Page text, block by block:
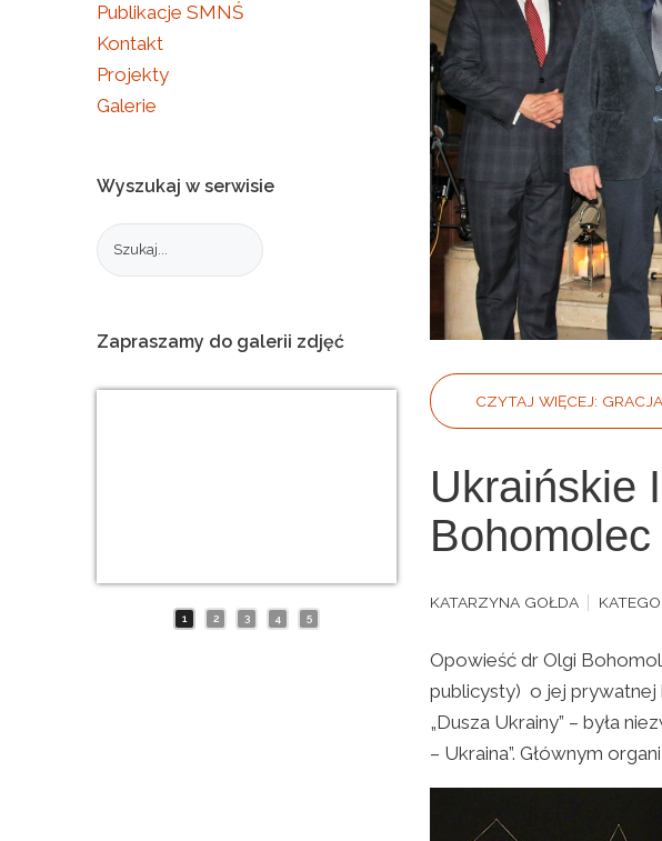
CZYTAJ WIĘCEJ:
Ukraińskie
Bohomolec
KATARZYNA GOŁDA
Opowieść dr Olgi
publicysty) o jej prywatnej
„Dusza Ukrainy” – była
– Ukraina”. Głównym
Publikacje SMNŚ
Kontakt
Projekty
Galerie
Wyszukaj w serwisie
Zapraszamy do galerii zdjęć
1 2 3 4 5